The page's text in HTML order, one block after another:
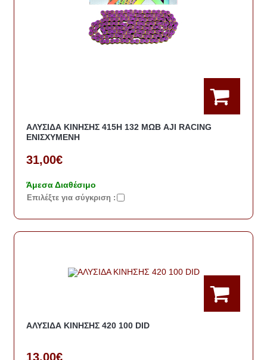
ΑΛΥΣΙΔΑ ΚΙΝΗΣΗΣ 415H 132 ΜΩΒ AJI RACING
ΕΝΙΣΧΥΜΕΝΗ
31,00€
Άμεσα Διαθέσιμο
Eπιλέξτε για σύγκριση :
ΑΛΥΣΙΔΑ ΚΙΝΗΣΗΣ 420 100 DID
13,00€